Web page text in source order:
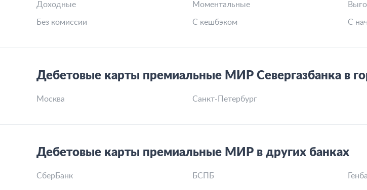
Доходные
Без комиссии
Моментальные
С кешбэком С
Дебетовые карты премиальные МИР Севергазбанка в
Москва Санкт-Петербург
Дебетовые карты премиальные МИР в других банках
СберБанк БСПБ